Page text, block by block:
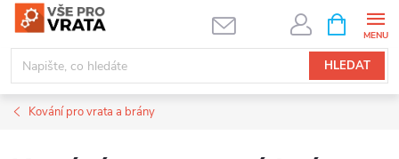
Přejít
obsah
HLEDAT
NÁKUPNÍ
KOŠÍK
Kování pro vrata a brány